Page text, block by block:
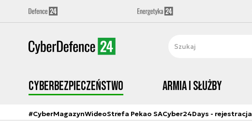
Cyberbezpieczeństwo Armia i Służby
#CyberMagazynWideoStrefa Pekao SACyber24Days - rejestracja